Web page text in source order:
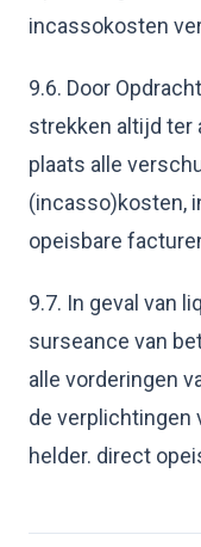
incassokosten
9.6. Door
strekken altijd ter
plaats alle
(incasso)kosten,
opeisbare
9.7. In geval van
surseance van
alle vorderingen
de verplichtingen
helder. direct